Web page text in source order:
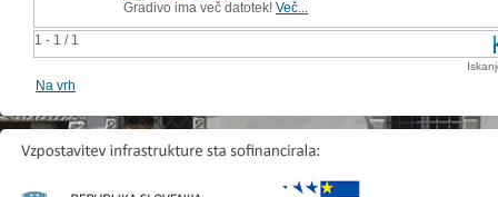
1 - 1 / 1
Gradivo ima več datotek! Več...
Na vrh